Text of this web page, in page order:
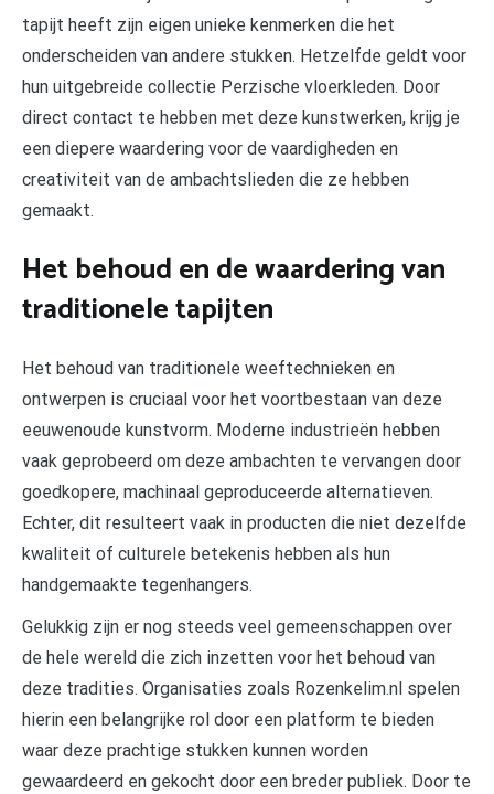
tapijt heeft zijn eigen unieke kenmerken die het
onderscheiden van andere stukken. Hetzelfde geldt voor
hun uitgebreide collectie Perzische vloerkleden. Door
direct contact te hebben met deze kunstwerken, krijg je
een diepere waardering voor de vaardigheden en
creativiteit van de ambachtslieden die ze hebben
gemaakt.
Het behoud en de waardering van
traditionele tapijten
Het behoud van traditionele weeftechnieken en
ontwerpen is cruciaal voor het voortbestaan van deze
eeuwenoude kunstvorm. Moderne industrieën hebben
vaak geprobeerd om deze ambachten te vervangen door
goedkopere, machinaal geproduceerde alternatieven.
Echter, dit resulteert vaak in producten die niet dezelfde
kwaliteit of culturele betekenis hebben als hun
handgemaakte tegenhangers.
Gelukkig zijn er nog steeds veel gemeenschappen over
de hele wereld die zich inzetten voor het behoud van
deze tradities. Organisaties zoals Rozenkelim.nl spelen
hierin een belangrijke rol door een platform te bieden
waar deze prachtige stukken kunnen worden
gewaardeerd en gekocht door een breder publiek. Door te